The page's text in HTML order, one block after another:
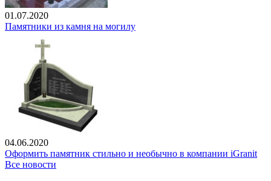
01.07.2020
Памятники из камня на могилу
04.06.2020
Оформить памятник стильно и необычно в компании iGranit
Все новости